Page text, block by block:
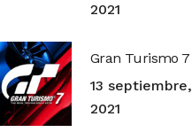
2021
Gran Turismo 7
13 septiembre,
2021